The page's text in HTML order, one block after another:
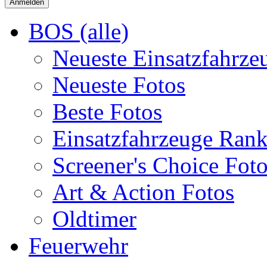
BOS (alle)
Neueste
Neueste Fotos
Beste Fotos
Einsatzfahrzeuge
Screener's Choice
Art & Action Fotos
Oldtimer
Feuerwehr